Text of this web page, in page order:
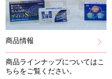
商品情報
商品ラインナップについてはこ
ちらをご覧ください。